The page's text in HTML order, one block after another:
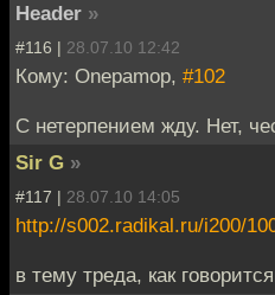
Header »
#116 | 28.07.10 12:42
Кому: Onepamop, #102
С нетерпением жду. Нет,
Sir G »
#117 | 28.07.10 14:05
http://s002.radikal.ru/i200/
в тему треда, как